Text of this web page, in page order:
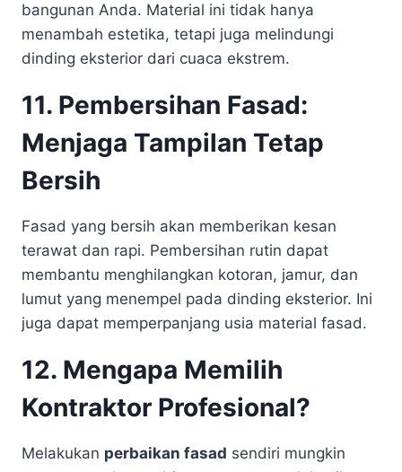
bangunan Anda. Material ini tidak hanya
menambah estetika, tetapi juga melindungi
dinding eksterior dari cuaca ekstrem.
11. Pembersihan Fasad:
Menjaga Tampilan Tetap
Bersih
Fasad yang bersih akan memberikan kesan
terawat dan rapi. Pembersihan rutin dapat
membantu menghilangkan kotoran, jamur, dan
lumut yang menempel pada dinding eksterior. Ini
juga dapat memperpanjang usia material fasad.
12. Mengapa Memilih
Kontraktor Profesional?
Melakukan perbaikan fasad sendiri mungkin